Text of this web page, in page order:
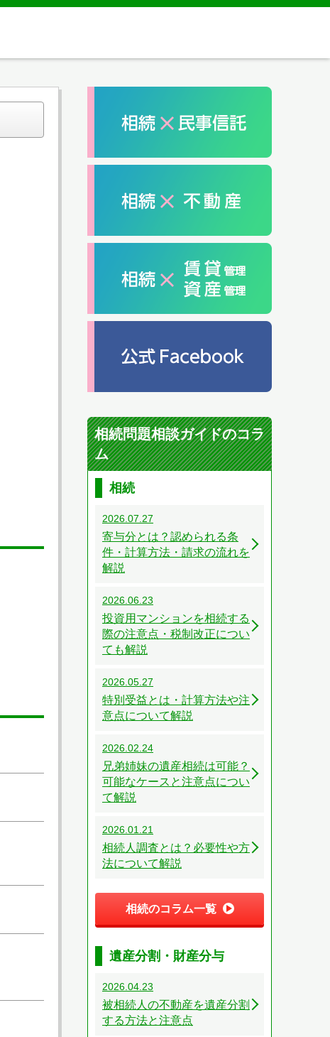
相続問題相談ガイドのコラ
ム
相続
2026.07.27
寄与分とは？認められる条
件・計算方法・請求の流れを
解説
2026.06.23
投資用マンションを相続する
際の注意点・税制改正につい
ても解説
2026.05.27
特別受益とは・計算方法や注
意点について解説
2026.02.24
兄弟姉妹の遺産相続は可能？
可能なケースと注意点につい
て解説
2026.01.21
相続人調査とは？必要性や方
法について解説
相続のコラム一覧
遺産分割・財産分与
2026.04.23
被相続人の不動産を遺産分割
する方法と注意点